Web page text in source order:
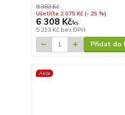
8 383 Kč
Ušetříte 2 075 Kč (- 25 %)
6 308 Kč/ks
5 213 Kč bez DPH
Přidat do
Akce